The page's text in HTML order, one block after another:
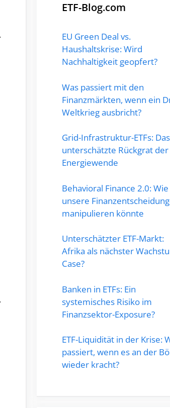
ETF-Blog.com
EU Green Deal vs.
Haushaltskrise: Wird
Nachhaltigkeit geopfert?
Was passiert mit den
Finanzmärkten, wenn ein
Weltkrieg ausbricht?
Grid-Infrastruktur-ETFs: Das
unterschätzte Rückgrat der
Energiewende
Behavioral Finance 2.0: Wie
unsere
manipulieren könnte
Unterschätzter ETF-Markt:
Afrika als nächster
Case?
Banken in ETFs: Ein
systemisches Risiko im
Finanzsektor-Exposure?
ETF-Liquidität in der Krise:
passiert, wenn es an der
wieder kracht?